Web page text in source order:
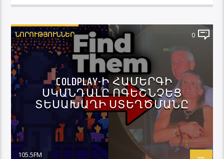
ՆՈՐՈՒԹՅՈՒՆՆԵՐ 0
COLDPLAY-Ի ՀԱՄԵՐԳԻ
ՍԿԱՆԴԱԼԸ ՈԳԵՇՆՉԵՑ
ՏԵՍԱԽԱՂԻ ՍՏԵՂԾՄԱՆԸ
105.5FM